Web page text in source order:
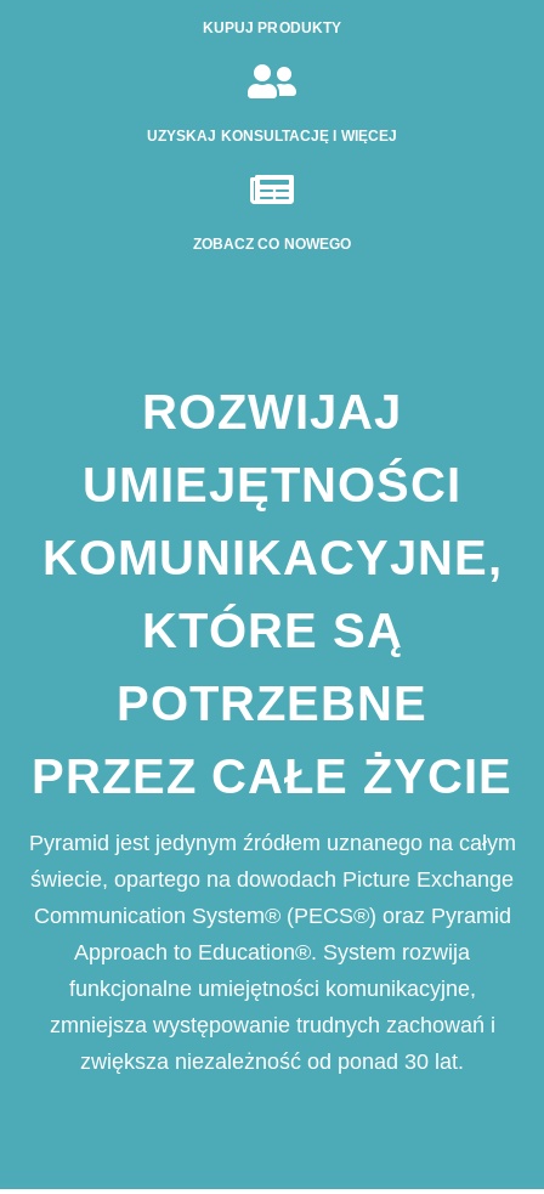
KUPUJ PRODUKTY

UZYSKAJ KONSULTACJĘ I WIĘCEJ

ZOBACZ CO NOWEGO
ROZWIJAJ
UMIEJĘTNOŚCI
KOMUNIKACYJNE,
KTÓRE SĄ
POTRZEBNE
PRZEZ CAŁE ŻYCIE
Pyramid jest jedynym źródłem uznanego na całym
świecie, opartego na dowodach Picture Exchange
Communication System®(PECS®) oraz Pyramid
Approach to Education®. System rozwija
funkcjonalne umiejętności komunikacyjne,
zmniejsza występowanie trudnych zachowań i
zwiększa niezależność od ponad 30 lat.